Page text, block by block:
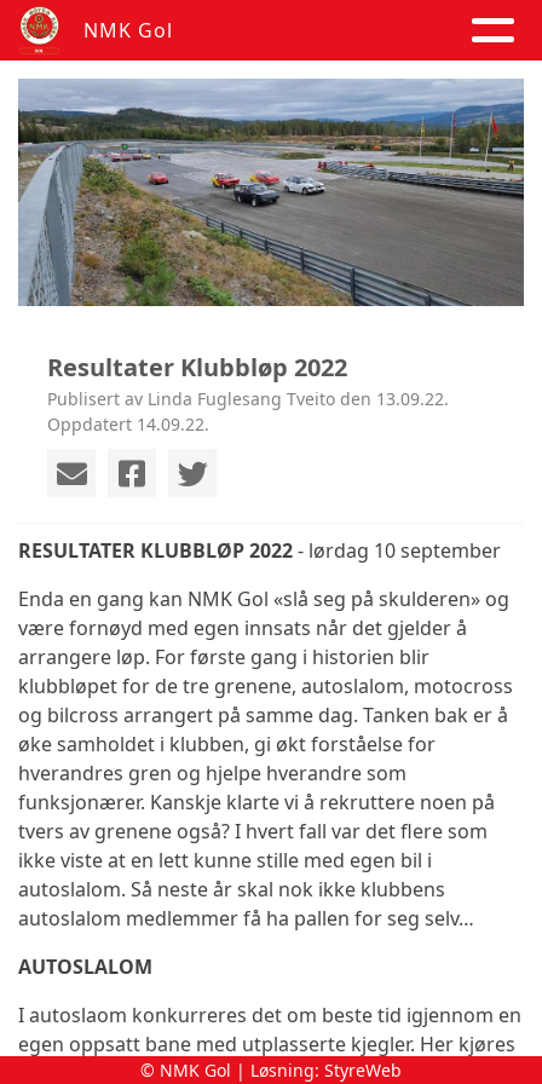
NMK Gol
Resultater Klubbløp 2022
Publisert av Linda Fuglesang Tveito den 13.09.22.
Oppdatert 14.09.22.
RESULTATER KLUBBLØP 2022- lørdag 10 september
Enda en gang kan NMK Gol «slå seg på skulderen» og
være fornøyd med egen innsats når det gjelder å
arrangere løp. For første gang i historien blir
klubbløpet for de tre grenene, autoslalom, motocross
og bilcross arrangert på samme dag. Tanken bak er å
øke samholdet i klubben, gi økt forståelse for
hverandres gren og hjelpe hverandre som
funksjonærer. Kanskje klarte vi å rekruttere noen på
tvers av grenene også? I hvert fall var det flere som
ikke viste at en lett kunne stille med egen bil i
autoslalom. Så neste år skal nok ikke klubbens
autoslalom medlemmer få ha pallen for seg selv…
AUTOSLALOM
I autoslaom konkurreres det om beste tid igjennom en
egen oppsatt bane med utplasserte kjegler. Her kjøres
det i flere klasser. Alle bilene må være registrert og
© NMK Gol | Løsning: StyreWeb